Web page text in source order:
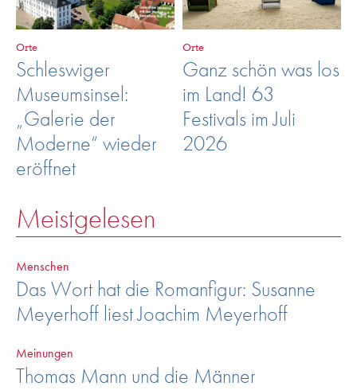
Orte
Schleswiger
Museumsinsel:
„Galerie der
Moderne“ wieder
eröffnet
Orte
Ganz schön was los
im Land! 63
Festivals im Juli
2026
Meistgelesen
Menschen
Das Wort hat die Romanfigur: Susanne
Meyerhoff liest Joachim Meyerhoff
Meinungen
Thomas Mann und die Männer